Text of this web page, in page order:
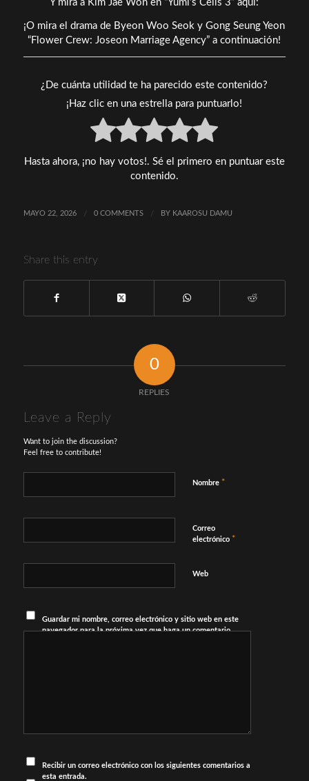
Y mira a Kim Jae Won en “Yumi’s Cells 3” aquí:
¡O mira el drama de Byeon Woo Seok y Gong Seung Yeon
“Flower Crew: Joseon Marriage Agency” a continuación!
¿De cuánta utilidad te ha parecido este contenido?
¡Haz clic en una estrella para puntuarlo!
Hasta ahora, ¡no hay votos!. Sé el primero en puntuar este
contenido.
MAYO 22, 2026 / 0 COMMENTS / BY KAAROSU DAMU
Share this entry
0
REPLIES
Leave a Reply
Want to join the discussion?
Feel free to contribute!
Nombre *
Correo
electrónico *
Web
Guardar mi nombre, correo electrónico y sitio web en este
navegador para la próxima vez que haga un comentario.
Recibir un correo electrónico con los siguientes comentarios a
esta entrada.